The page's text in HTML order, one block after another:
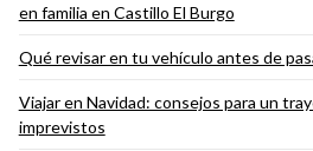
en familia en Castillo El Burgo
Qué revisar en tu vehículo antes de
Viajar en Navidad: consejos para un
imprevistos